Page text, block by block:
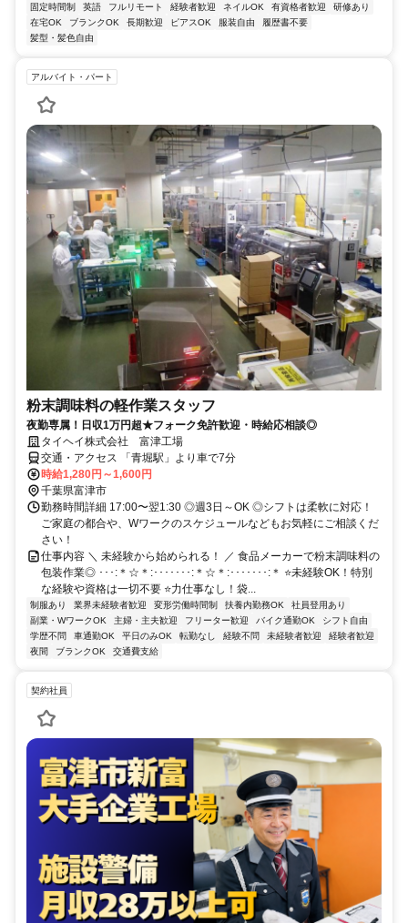
固定時間制
英語 フルリモート 経験者歓迎 ネイルOK 有資格者歓迎
研修あり
在宅OK
ブランクOK 長期歓迎 ピアスOK 服装自由
履歴書不要
髪型・髪色自由
アルバイト・パート
粉末調味料の軽作業スタッフ
夜勤専属！日収1万円超★フォーク免許歓迎・時給応相談◎
タイヘイ株式会社 富津工場
交通・アクセス 「青堀駅」より車で7分
時給1,280円～1,600円
千葉県富津市
勤務時間詳細 17:00〜翌1:30 ◎週3日～OK ◎シフトは柔軟に対応！
ご家庭の都合や、Wワークのスケジュールなどもお気軽にご相談くだ
さい！
仕事内容 ＼ 未経験から始められる！ ／ 食品メーカーで粉末調味料の
包装作業◎ ･･･:＊☆＊:･･･････:＊☆＊:･･･････:＊ ⭐未経験OK！特別
な経験や資格は一切不要 ⭐力仕事なし！袋...
制服あり 業界未経験者歓迎 変形労働時間制 扶養内勤務OK
社員登用あり
副業・WワークOK
主婦・主夫歓迎 フリーター歓迎 バイク通勤OK
シフト自由
学歴不問
車通勤OK 平日のみOK 転勤なし 経験不問 未経験者歓迎
経験者歓迎
夜間
ブランクOK 交通費支給
契約社員